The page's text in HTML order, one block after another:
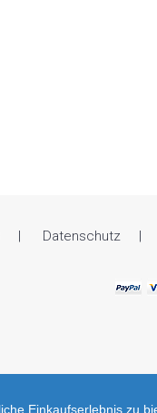
Datenschutz
Einkaufserlebnis zu